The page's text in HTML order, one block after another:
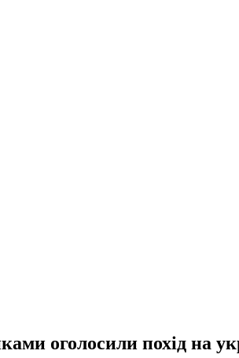
оголосили похід на